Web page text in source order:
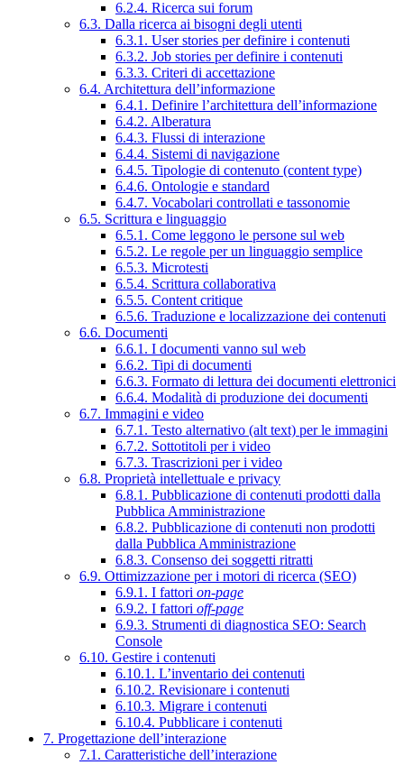
6.2.4. Ricerca sui forum
6.3. Dalla ricerca ai bisogni degli utenti
6.3.1. User stories per definire i contenuti
6.3.2. Job stories per definire i contenuti
6.3.3. Criteri di accettazione
6.4. Architettura dell’informazione
6.4.1. Definire l’architettura dell’informazione
6.4.2. Alberatura
6.4.3. Flussi di interazione
6.4.4. Sistemi di navigazione
6.4.5. Tipologie di contenuto (content type)
6.4.6. Ontologie e standard
6.4.7. Vocabolari controllati e tassonomie
6.5. Scrittura e linguaggio
6.5.1. Come leggono le persone sul web
6.5.2. Le regole per un linguaggio semplice
6.5.3. Microtesti
6.5.4. Scrittura collaborativa
6.5.5. Content critique
6.5.6. Traduzione e localizzazione dei contenuti
6.6. Documenti
6.6.1. I documenti vanno sul web
6.6.2. Tipi di documenti
6.6.3. Formato di lettura dei documenti elettronici
6.6.4. Modalità di produzione dei documenti
6.7. Immagini e video
6.7.1. Testo alternativo (alt text) per le immagini
6.7.2. Sottotitoli per i video
6.7.3. Trascrizioni per i video
6.8. Proprietà intellettuale e privacy
6.8.1. Pubblicazione di contenuti prodotti dalla
Pubblica Amministrazione
6.8.2. Pubblicazione di contenuti non prodotti
dalla Pubblica Amministrazione
6.8.3. Consenso dei soggetti ritratti
6.9. Ottimizzazione per i motori di ricerca (SEO)
6.9.1. I fattori on-page
6.9.2. I fattori off-page
6.9.3. Strumenti di diagnostica SEO: Search
Console
6.10. Gestire i contenuti
6.10.1. L’inventario dei contenuti
6.10.2. Revisionare i contenuti
6.10.3. Migrare i contenuti
6.10.4. Pubblicare i contenuti
7. Progettazione dell’interazione
7.1. Caratteristiche dell’interazione